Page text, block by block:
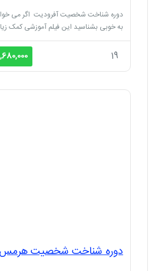
دوره شناخت شخصیت آفرودیت اگر می
به خوبی بشناسید این فیلم آموزشی کمک
19
قیمت
اصلی
دوره شناخت شخصیت هرمس